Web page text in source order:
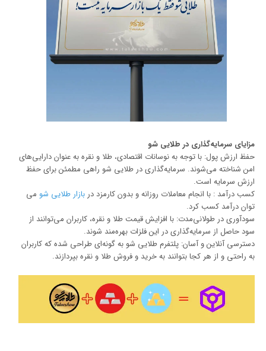
مزایای سرمایه‌گذاری در طلایی شو
حفظ ارزش پول: با توجه به نوسانات اقتصادی، طلا و نقره به عنوان دارایی‌های
امن شناخته می‌شوند. سرمایه‌گذاری در طلایی شو راهی مطمئن برای حفظ
ارزش سرمایه است.
کسب درآمد : با انجام معاملات روزانه و بدون کارمزد در بازار طلایی شو می
توان درآمد کسب کرد.
سودآوری در طولانی‌مدت: با افزایش قیمت طلا و نقره، کاربران می‌توانند از
سود حاصل از سرمایه‌گذاری در این فلزات بهره‌مند شوند.
دسترسی آنلاین و آسان: پلتفرم طلایی شو به گونه‌ای طراحی شده که کاربران
به راحتی و از هر کجا بتوانند به خرید و فروش طلا و نقره بپردازند.